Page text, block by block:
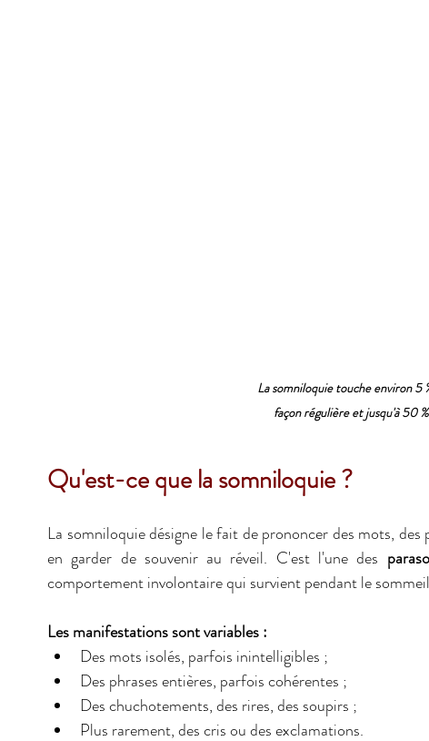
La somniloquie touche environ 5
façon régulière et jusqu'à 50
Qu'est-ce que la somniloquie ?
La somniloquie désigne le fait de prononcer des mots, des
en garder de souvenir au réveil. C'est l'une des
comportement involontaire qui survient pendant le
Les manifestations sont variables :
Des mots isolés, parfois inintelligibles ;
Des phrases entières, parfois cohérentes ;
Des chuchotements, des rires, des soupirs ;
Plus rarement, des cris ou des exclamations.